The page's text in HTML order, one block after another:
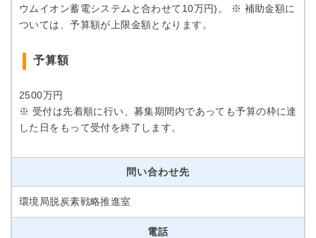
ウムイオン蓄電システムと合わせて10万円)。 ※ 補助金額に
ついては、予算額が上限金額となります。
予算額
2500万円
※ 受付は先着順に行い、募集期間内であっても予算の枠に達
した日をもって受付を終了します。
問い合わせ先
環境局脱炭素戦略推進室
電話